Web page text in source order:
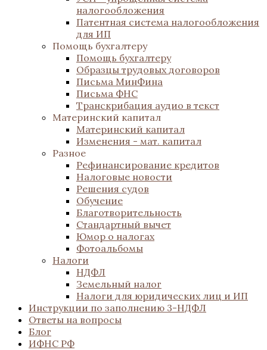
налогообложения
Патентная система налогообложения
для ИП
Помощь бухгалтеру
Помощь бухгалтеру
Образцы трудовых договоров
Письма МинФина
Письма ФНС
Транскрибация аудио в текст
Материнский капитал
Материнский капитал
Изменения - мат. капитал
Разное
Рефинансирование кредитов
Налоговые новости
Решения судов
Обучение
Благотворительность
Стандартный вычет
Юмор о налогах
Фотоальбомы
Налоги
НДФЛ
Земельный налог
Налоги для юридических лиц и ИП
Инструкции по заполнению 3-НДФЛ
Ответы на вопросы
Блог
ИФНС РФ